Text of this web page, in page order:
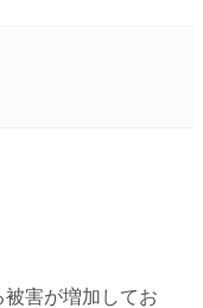
害が増加してお